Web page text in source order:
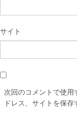
サイト
次回のコメントで使
ドレス、サイトを保存